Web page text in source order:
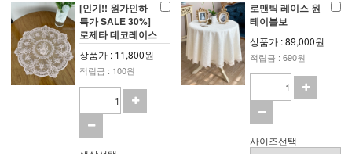
[인기!! 원가인하
특가 SALE 30%]
로제타 데코레이스
상품가 : 11,800원
적립금 : 100원
로맨틱 레이스 원
테이블보
상품가 : 89,000원
적립금 : 690원
사이즈선택